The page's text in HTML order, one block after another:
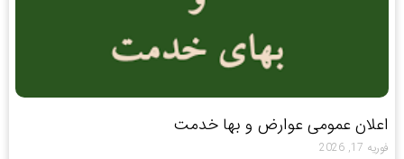
اعلان عمومی عوارض و بها خدمت
فوریه 17, 2026